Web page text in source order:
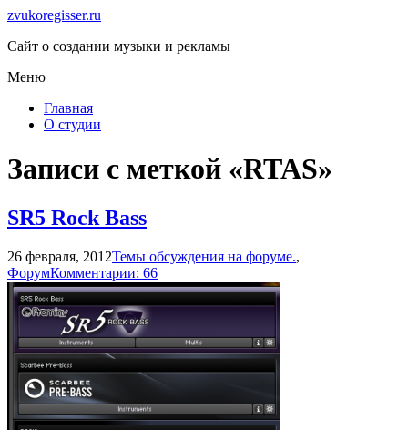
zvukoregisser.ru
Сайт о создании музыки и рекламы
Меню
Главная
О студии
Записи с меткой «RTAS»
SR5 Rock Bass
26 февраля, 2012Темы обсуждения на форуме.,
ФорумКомментарии: 66